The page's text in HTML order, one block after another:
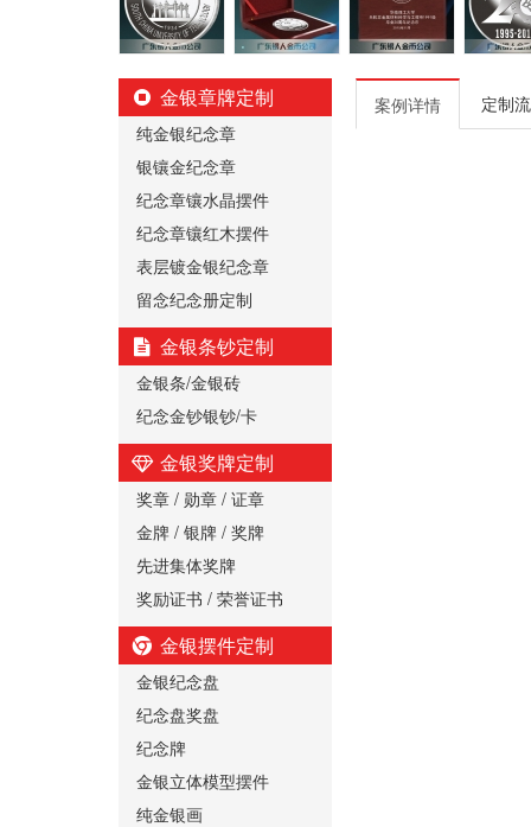
金银章牌定制
纯金银纪念章
银镶金纪念章
纪念章镶水晶摆件
纪念章镶红木摆件
表层镀金银纪念章
留念纪念册定制
金银条钞定制
金银条/金银砖
纪念金钞银钞/卡
金银奖牌定制
奖章 / 勋章 / 证章
金牌 / 银牌 / 奖牌
先进集体奖牌
奖励证书 / 荣誉证书
金银摆件定制
金银纪念盘
纪念盘奖盘
纪念牌
金银立体模型摆件
纯金银画
案例详情 定制